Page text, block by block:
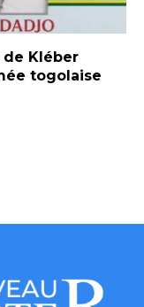
de Kléber
togolaise